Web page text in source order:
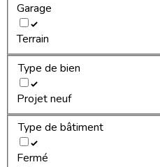
Garage
Terrain
Type de bien
Projet neuf
Type de bâtiment
Fermé